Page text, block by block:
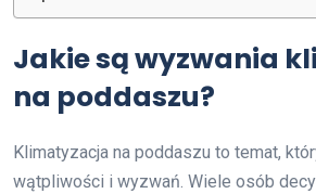
Jakie są wyzwania
na poddaszu?
Klimatyzacja na poddaszu to temat,
wątpliwości i wyzwań. Wiele osób